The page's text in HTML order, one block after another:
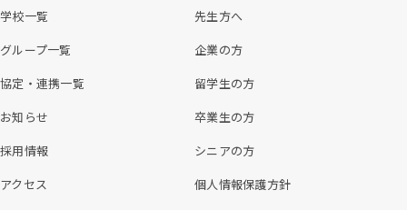
学校一覧
グループ一覧
協定・連携一覧
お知らせ
採用情報
アクセス
先生方へ
企業の方
留学生の方
卒業生の方
シニアの方
個人情報保護方針